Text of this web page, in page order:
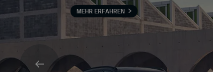
MEHR ERFAHREN